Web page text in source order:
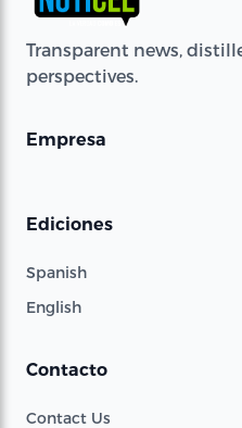
Transparent news,
perspectives.
Empresa
Ediciones
Spanish
English
Contacto
Contact Us